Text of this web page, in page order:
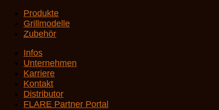
Produkte
Grillmodelle
Zubehör
Infos
Unternehmen
Karriere
Kontakt
Distributor
FLARE Partner Portal